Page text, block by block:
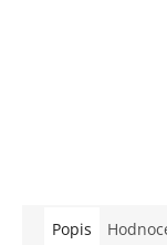
Popis